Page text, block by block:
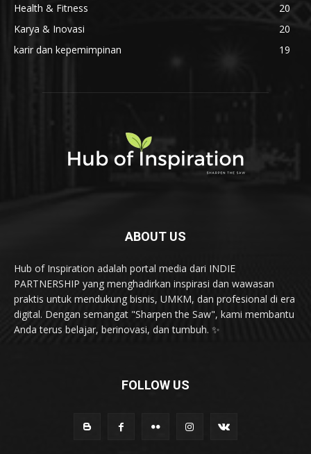
Health & Fitness
20
Karya & Inovasi
20
karir dan kepemimpinan
19
ABOUT US
Hub of Inspiration adalah portal media dari INDIE
PARTNERSHIP yang menghadirkan inspirasi dan wawasan
praktis untuk mendukung bisnis, UMKM, dan profesional di era
digital. Dengan semangat "Sharpen the Saw", kami membantu
Anda terus belajar, berinovasi, dan tumbuh. ✨
FOLLOW US